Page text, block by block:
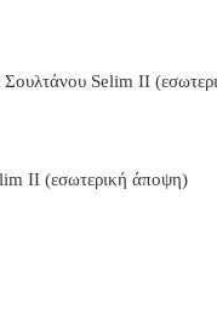
Selim II
II (εσωτερική άποψη)